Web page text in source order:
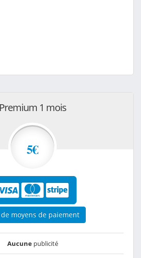
Premium 1 mois
5€
de moyens de paiement
Aucunepublicité